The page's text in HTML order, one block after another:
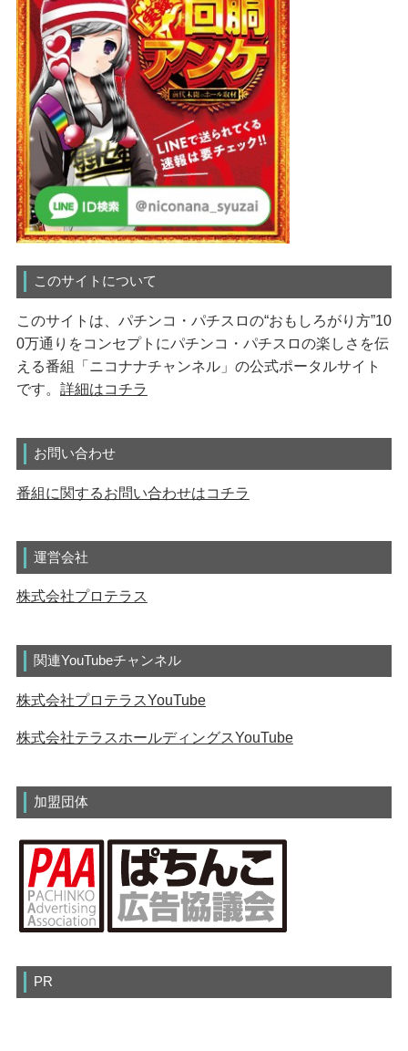
このサイトについて
このサイトは、パチンコ・パチスロの“おもしろがり方”10
0万通りをコンセプトにパチンコ・パチスロの楽しさを伝
える番組「ニコナナチャンネル」の公式ポータルサイト
です。 詳細はコチラ
お問い合わせ
番組に関するお問い合わせはコチラ
運営会社
株式会社プロテラス
関連YouTubeチャンネル
株式会社プロテラスYouTube
株式会社テラスホールディングスYouTube
加盟団体
PR